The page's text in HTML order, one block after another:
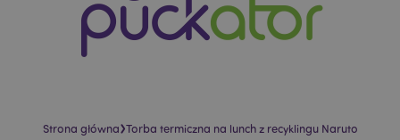
Strona główna›Torba termiczna na lunch z recyklingu Naruto